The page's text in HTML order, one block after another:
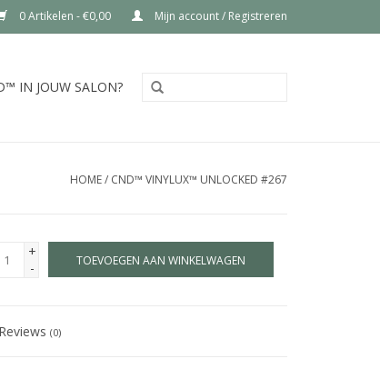
0 Artikelen - €0,00 Mijn account / Registreren
IN JOUW SALON?
HOME/ CND™ VINYLUX™ UNLOCKED #267
+
-
TOEVOEGEN AAN WINKELWAGEN
Reviews(0)